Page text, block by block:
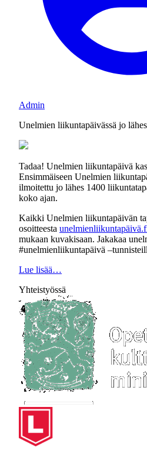
Admin
Unelmien liikuntapäivässä jo
Tadaa! Unelmien liikuntapäivä
Ensimmäiseen Unelmien
ilmoitettu jo lähes 1400
koko ajan.
Kaikki Unelmien liikuntapäivän
osoitteesta
mukaan kuvakisaan. Jakakaa
#unelmienliikuntapäivä
Lue lisää…
Yhteistyössä